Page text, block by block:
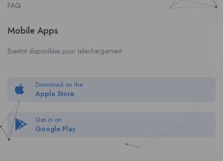
FAQ
Mobile Apps
Bientot disponibles pour telechargement
Download on the
Apple Store
Get in on
Google Play